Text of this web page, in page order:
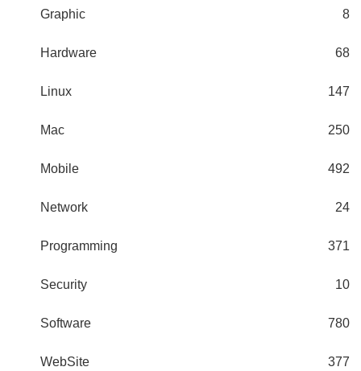
Graphic 8
Hardware 68
Linux 147
Mac 250
Mobile 492
Network 24
Programming 371
Security 10
Software 780
WebSite 377